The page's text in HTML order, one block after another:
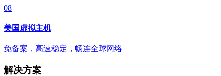
08
美国虚拟主机
免备案，高速稳定，畅连全球网络
解决方案